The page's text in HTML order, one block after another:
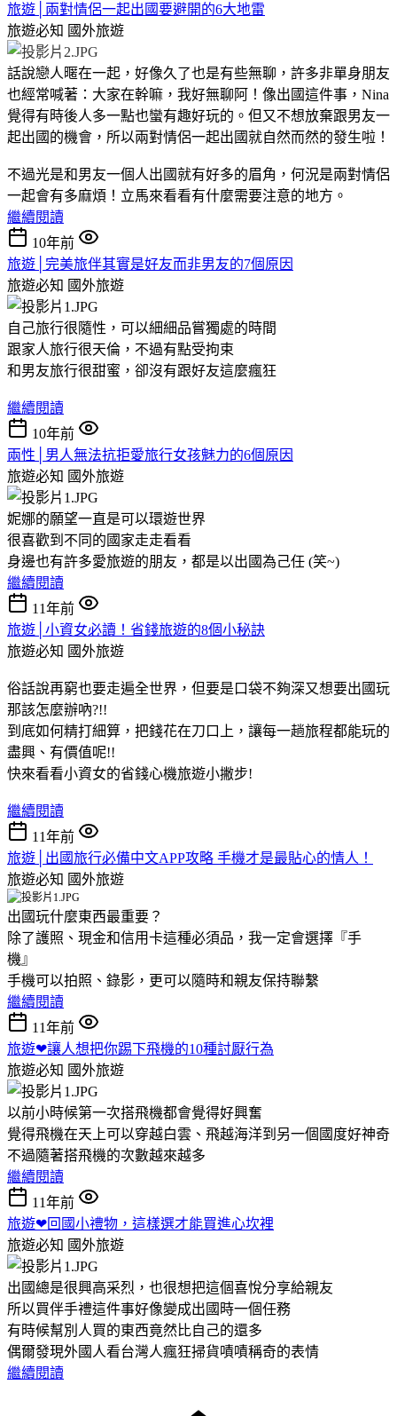
旅遊│兩對情侶一起出國要避開的6大地雷
旅遊必知 國外旅遊
話說戀人暱在一起，好像久了也是有些無聊，許多非單身朋友
也經常喊著：大家在幹嘛，我好無聊阿！像出國這件事，Nina
覺得有時後人多一點也蠻有趣好玩的。但又不想放棄跟男友一
起出國的機會，所以兩對情侶一起出國就自然而然的發生啦！
不過光是和男友一個人出國就有好多的眉角，何況是兩對情侶
一起會有多麻煩！立馬來看看有什麼需要注意的地方。
繼續閱讀
10年前
旅遊│完美旅伴其實是好友而非男友的7個原因
旅遊必知 國外旅遊
自己旅行很隨性，可以細細品嘗獨處的時間
跟家人旅行很天倫，不過有點受拘束
和男友旅行很甜蜜，卻沒有跟好友這麼瘋狂
繼續閱讀
10年前
兩性│男人無法抗拒愛旅行女孩魅力的6個原因
旅遊必知 國外旅遊
妮娜的願望一直是可以環遊世界
很喜歡到不同的國家走走看看
身邊也有許多愛旅遊的朋友，都是以出國為己任 (笑~)
繼續閱讀
11年前
旅遊│小資女必讀！省錢旅遊的8個小秘訣
旅遊必知 國外旅遊
俗話說再窮也要走遍全世界，但要是口袋不夠深又想要出國玩
那該怎麼辦吶?!!
到底如何精打細算，把錢花在刀口上，讓每一趟旅程都能玩的
盡興、有價值呢!!
快來看看小資女的省錢心機旅遊小撇步!
繼續閱讀
11年前
旅遊│出國旅行必備中文APP攻略 手機才是最貼心的情人！
旅遊必知 國外旅遊
出國玩什麼東西最重要？
除了護照、現金和信用卡這種必須品，我一定會選擇『手
機』
手機可以拍照、錄影，更可以隨時和親友保持聯繫
繼續閱讀
11年前
旅遊❤讓人想把你踢下飛機的10種討厭行為
旅遊必知 國外旅遊
以前小時候第一次搭飛機都會覺得好興奮
覺得飛機在天上可以穿越白雲、飛越海洋到另一個國度好神奇
不過隨著搭飛機的次數越來越多
繼續閱讀
11年前
旅遊❤回國小禮物，這樣選才能買進心坎裡
旅遊必知 國外旅遊
出國總是很興高采烈，也很想把這個喜悅分享給親友
所以買伴手禮這件事好像變成出國時一個任務
有時候幫別人買的東西竟然比自己的還多
偶爾發現外國人看台灣人瘋狂掃貨嘖嘖稱奇的表情
繼續閱讀